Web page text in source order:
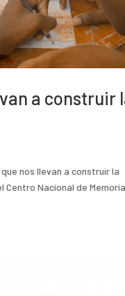
a construir
nos llevan a construir la
Nacional de